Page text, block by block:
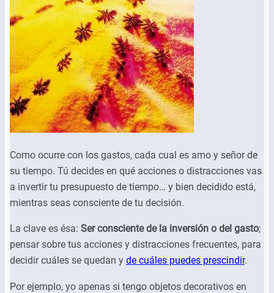
Como ocurre con los gastos, cada cual es amo y señor de
su tiempo. Tú decides en qué acciones o distracciones vas
a invertir tu presupuesto de tiempo… y bien decidido está,
mientras seas consciente de tu decisión.
La clave es ésa: Ser consciente de la inversión o del gasto;
pensar sobre tus acciones y distracciones frecuentes, para
decidir cuáles se quedan y de cuáles puedes prescindir.
Por ejemplo, yo apenas si tengo objetos decorativos en